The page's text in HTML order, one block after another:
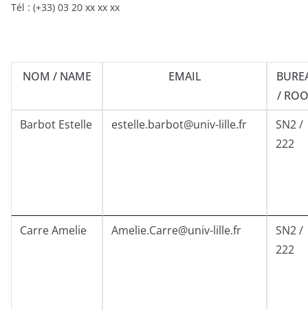
Tél : (+33) 03 20 xx xx xx
NOM / NAME EMAIL
/
Barbot Estelle
estelle.barbot@univ-lille.fr
SN2 /
222
Carre Amelie Amelie.Carre@univ-lille.fr
SN2 /
222